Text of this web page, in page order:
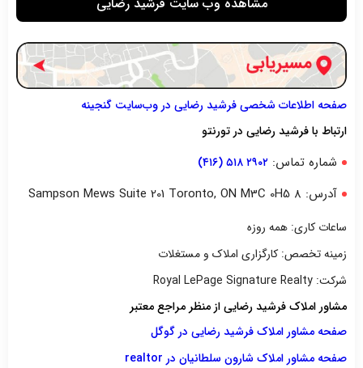
مشاهده وب سایت فرشید رضایی
صفحه اطلاعات شخصی فرشید رضایی در وب‌سایت گنجینه
ارتباط با فرشید رضایی در تورنتو
شماره تماس: ۲۹۰۲ ۵۱۸ (۴۱۶)
آدرس: ۸ Sampson Mews Suite 201 Toronto, ON M3C 0H5
ساعات کاری: همه روزه
زمینه تخصص: کارگزاری املاک و مستغلات
شرکت: Royal LePage Signature Realty
مشاور املاک فرشید رضایی از منظر مراجع معتبر
صفحه مشاور املاک فرشید رضایی در گوگل
صفحه مشاور املاک شارون سلطانیان در realtor